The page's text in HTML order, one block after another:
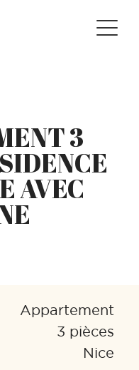
3
AVEC
Appartement
3 pièces
Nice